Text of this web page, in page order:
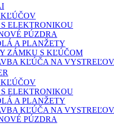
ELEKTRONIKOU
PÚZDRA
A PLANŽETY
ZÁMKU S KĽÚČOM
KĽÚČA NA
ELEKTRONIKOU
A PLANŽETY
KĽÚČA NA
PÚZDRA